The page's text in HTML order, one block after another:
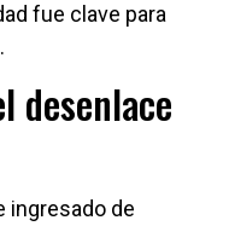
fue clave para
desenlace
ingresado de